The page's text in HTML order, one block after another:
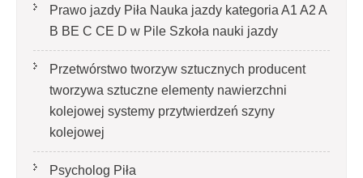
Prawo jazdy Piła Nauka jazdy kategoria A1 A2 A
B BE C CE D‎ w Pile Szkoła nauki jazdy
Przetwórstwo tworzyw sztucznych producent
tworzywa sztuczne elementy nawierzchni
kolejowej systemy przytwierdzeń szyny
kolejowej
Psycholog Piła